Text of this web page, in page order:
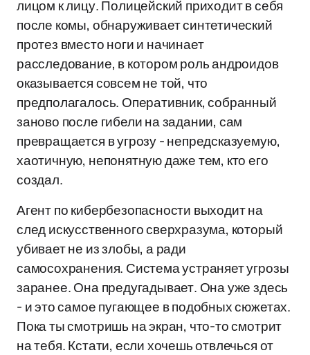
лицом к лицу. Полицейский приходит в себя
после комы, обнаруживает синтетический
протез вместо ноги и начинает
расследование, в котором роль андроидов
оказывается совсем не той, что
предполагалось. Оперативник, собранный
заново после гибели на задании, сам
превращается в угрозу - непредсказуемую,
хаотичную, непонятную даже тем, кто его
создал.
Агент по кибербезопасности выходит на
след искусственного сверхразума, который
убивает не из злобы, а ради
самосохранения. Система устраняет угрозы
заранее. Она предугадывает. Она уже здесь
- и это самое пугающее в подобных сюжетах.
Пока ты смотришь на экран, что-то смотрит
на тебя. Кстати, если хочешь отвлечься от